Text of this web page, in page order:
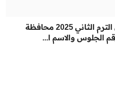
نتيجة الصف الثالث الاعدادي الترم الثاني 2025 محافظة
الجلوس والاسم ا...